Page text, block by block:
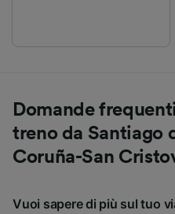
Domande
treno da Santiago
Coruña-San
Vuoi sapere di più sul tuo